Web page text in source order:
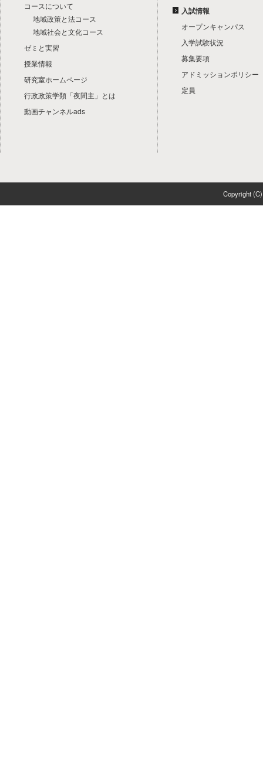
コースについて
地域政策と法コース
地域社会と文化コース
ゼミと実習
授業情報
研究室ホームページ
行政政策学類「夜間主」とは
動画チャンネルads
入試情報
オープンキャンパス
入学試験状況
募集要項
アドミッションポリシー
定員
Copyright